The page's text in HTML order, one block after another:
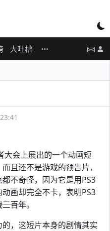
大吐槽
大会上展出的一个动画短
且还不是游戏的预告片，
不奇怪，因为它是用PS3
画却完全不卡，表明PS3
三百年。
，这短片本身的剧情其实